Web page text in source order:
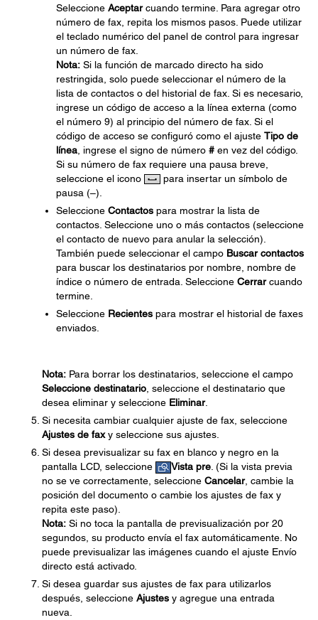
Seleccione Aceptarcuando termine. Para agregar otro
número de fax, repita los mismos pasos. Puede utilizar
el teclado numérico del panel de control para ingresar
un número de fax.
Nota: Si la función de marcado directo ha sido
restringida, solo puede seleccionar el número de la
lista de contactos o del historial de fax. Si es necesario,
ingrese un código de acceso a la línea externa (como
el número 9) al principio del número de fax. Si el
código de acceso se configuró como el ajuste Tipo de
línea , ingrese el signo de número # en vez del código.
Si su número de fax requiere una pausa breve,
seleccione el icono
para insertar un símbolo de
pausa (–).
Seleccione Contactos para mostrar la lista de
contactos. Seleccione uno o más contactos (seleccione
el contacto de nuevo para anular la selección).
También puede seleccionar el campo Buscar contactos
para buscar los destinatarios por nombre, nombre de
índice o número de entrada. Seleccione Cerrarcuando
termine.
Seleccione Recientes para mostrar el historial de faxes
enviados.
Nota: Para borrar los destinatarios, seleccione el campo
Seleccione destinatario , seleccione el destinatario que
desea eliminar y seleccione Eliminar.
Si necesita cambiar cualquier ajuste de fax, seleccione
Ajustes de faxy seleccione sus ajustes.
Si desea previsualizar su fax en blanco y negro en la
pantalla LCD, seleccione
Vista pre . (Si la vista previa
no se ve correctamente, seleccione Cancelar, cambie la
posición del documento o cambie los ajustes de fax y
repita este paso).
Nota: Si no toca la pantalla de previsualización por 20
segundos, su producto envía el fax automáticamente. No
puede previsualizar las imágenes cuando el ajuste Envío
directo está activado.
Si desea guardar sus ajustes de fax para utilizarlos
después, seleccione Ajustes y agregue una entrada
nueva.